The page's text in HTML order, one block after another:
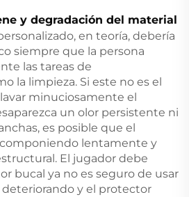
y degradación del material
en teoría, debería
siempre que la persona
las tareas de
la limpieza. Si este no es el
minuciosamente el
un olor persistente ni
es posible que el
lentamente y
El jugador debe
bucal ya no es seguro de usar
deteriorando y el protector